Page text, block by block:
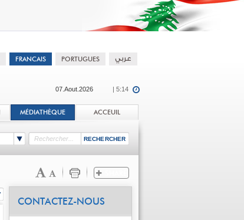
07.Aout.2026 | 5:14
MÉDIATHÈQUE ACCEUIL
CONTACTEZ-NOUS